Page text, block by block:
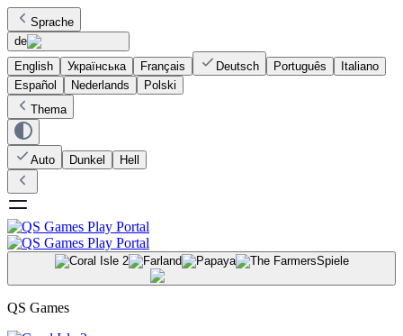
Sprache
de
English
Українська Français Deutsch Português
Italiano
Español
Nederlands
Polski
Thema
Auto Dunkel Hell
Spiele
QS Games